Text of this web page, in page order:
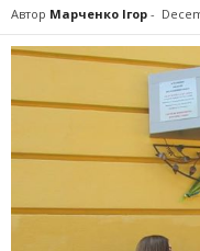
Автор Марченко Ігор -